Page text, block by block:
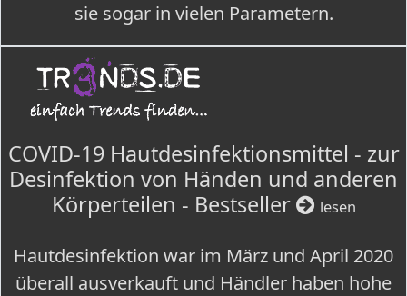
sie sogar in vielen Parametern.
COVID-19 Hautdesinfektionsmittel - zur
Desinfektion von Händen und anderen
Körperteilen - Bestseller
lesen
Hautdesinfektion war im März und April 2020
überall ausverkauft und Händler haben hohe